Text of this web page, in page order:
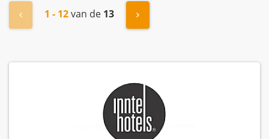
« Vorige1 - 12van de 13 Volgende »